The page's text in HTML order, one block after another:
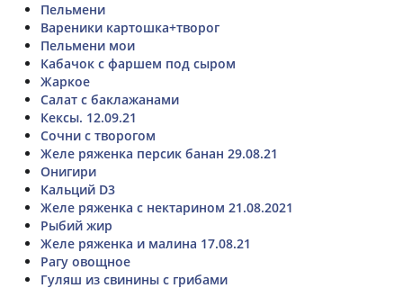
Пельмени
Вареники картошка+творог
Пельмени мои
Кабачок с фаршем под сыром
Жаркое
Салат с баклажанами
Кексы. 12.09.21
Сочни с творогом
Желе ряженка персик банан 29.08.21
Онигири
Кальций D3
Желе ряженка с нектарином 21.08.2021
Рыбий жир
Желе ряженка и малина 17.08.21
Рагу овощное
Гуляш из свинины с грибами